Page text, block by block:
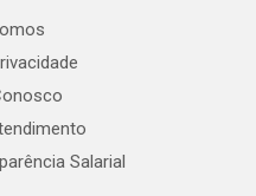
Salarial